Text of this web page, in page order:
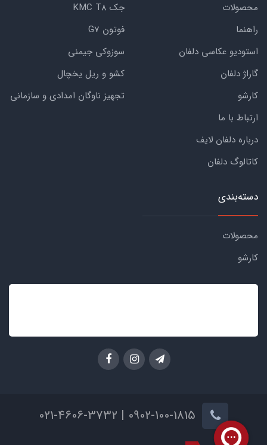
محصولات
راهنما
استودیو عکاسی دلفان
گاراژ دلفان
کارشو
ارتباط با ما
درباره دلفان لایف
کاتالوگ دلفان
جک KMC T8
فوتون G7
سوزوکی جیمنی
کشو و ریل یخچال
تجهیز ناوگان امدادی و سازمانی
دسته‌بندی
محصولات
کارشو